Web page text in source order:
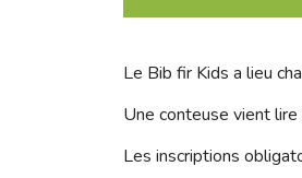
Le Bib fir Kids a lieu
Une conteuse vient
Les inscriptions